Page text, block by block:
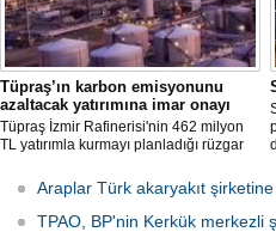
Tüpraş’ın karbon emisyonunu
azaltacak yatırımına imar onayı
Tüpraş İzmir Rafinerisi'nin 462 milyon
TL yatırımla kurmayı planladığı rüzgar
nazım ve uygulama imar planı
değişiklikleri Çevre, Şehircilik ve İklim
Değişikliği Bakanlığı tarafından
Araplar Türk akaryakıt
TPAO, BP'nin Kerkük merkezli